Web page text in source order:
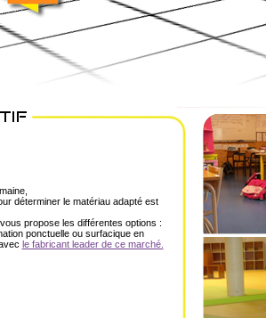
déterminer le matériau adapté est
propose les différentes options :
ponctuelle ou surfacique en
le fabricant leader de ce marché.